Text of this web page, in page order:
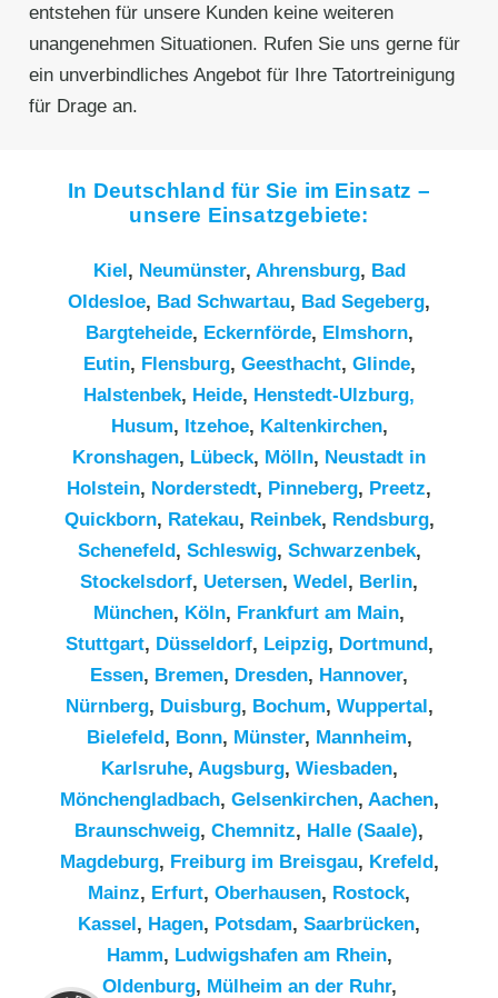
entstehen für unsere Kunden keine weiteren
unangenehmen Situationen. Rufen Sie uns gerne für
ein unverbindliches Angebot für Ihre Tatortreinigung
für Drage an.
In Deutschland für Sie im Einsatz –
unsere Einsatzgebiete:
Kiel , Neumünster, Ahrensburg, Bad
Oldesloe, Bad Schwartau, Bad Segeberg,
Bargteheide, Eckernförde, Elmshorn,
Eutin, Flensburg, Geesthacht, Glinde,
Halstenbek, Heide, Henstedt-Ulzburg,
Husum, Itzehoe, Kaltenkirchen,
Kronshagen, Lübeck, Mölln, Neustadt in
Holstein, Norderstedt, Pinneberg, Preetz,
Quickborn, Ratekau, Reinbek, Rendsburg,
Schenefeld , Schleswig, Schwarzenbek,
Stockelsdorf, Uetersen, Wedel , Berlin,
München, Köln, Frankfurt am Main,
Stuttgart, Düsseldorf, Leipzig, Dortmund ,
Essen, Bremen, Dresden, Hannover,
Nürnberg, Duisburg, Bochum, Wuppertal ,
Bielefeld , Bonn, Münster, Mannheim,
Karlsruhe, Augsburg, Wiesbaden,
Mönchengladbach, Gelsenkirchen, Aachen,
Braunschweig, Chemnitz⁠, Halle (Saale),
Magdeburg, Freiburg im Breisgau, Krefeld ,
Mainz, Erfurt, Oberhausen, Rostock,
Kassel , Hagen, Potsdam, Saarbrücken,
Hamm, Ludwigshafen am Rhein,
Oldenburg, Mülheim an der Ruhr,
Kundenbewertungen und Erfahrungen zu